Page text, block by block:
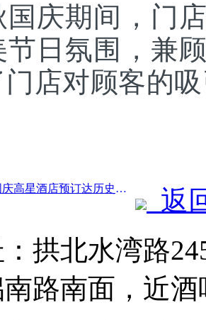
期间，门店
节日氛围，兼
店对顾客的
前一篇：中秋国庆高星酒店预订达历史新高，增速远超中低星级酒店
返
拱北水湾路
路南面，近酒